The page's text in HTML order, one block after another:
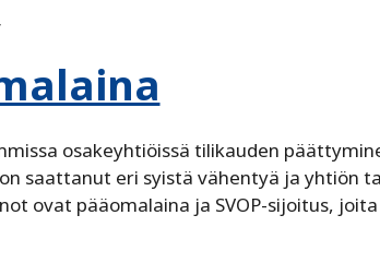
osakeyhtiöissä tilikauden
saattanut eri syistä vähentyä ja yhtiön
ovat pääomalaina ja SVOP-sijoitus,